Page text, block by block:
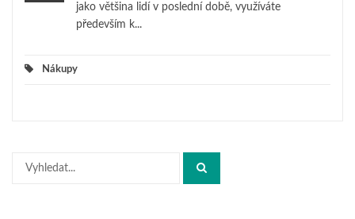
jako většina lidí v poslední době, využíváte
především k...
Nákupy